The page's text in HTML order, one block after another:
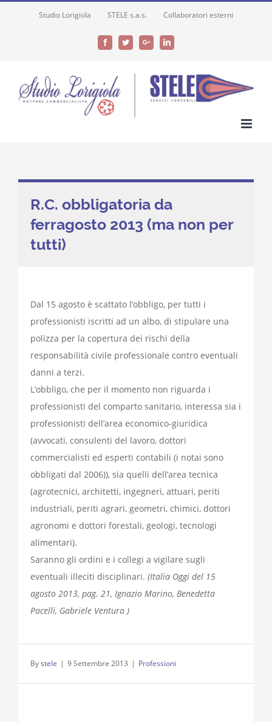
Studio Lorigiola STELE s.a.s. Collaboratori esterni
FacebookTwitterGoogle+LinkedIn
R.C. obbligatoria da
ferragosto 2013 (ma non per
tutti)
Dal 15 agosto è scattato l’obbligo, per tutti i
professionisti iscritti ad un albo, di stipulare una
polizza per la copertura dei rischi della
responsabilità civile professionale contro eventuali
danni a terzi.
L’obbligo, che per il momento non riguarda i
professionisti del comparto sanitario, interessa sia i
professionisti dell’area economico-giuridica
(avvocati, consulenti del lavoro, dottori
commercialisti ed esperti contabili (i notai sono
obbligati dal 2006)), sia quelli dell’area tecnica
(agrotecnici, architetti, ingegneri, attuari, periti
industriali, periti agrari, geometri, chimici, dottori
agronomi e dottori forestali, geologi, tecnologi
alimentari).
Saranno gli ordini e i collegi a vigilare sugli
eventuali illeciti disciplinari. (Italia Oggi del 15
agosto 2013, pag. 21, Ignazio Marino, Benedetta
Pacelli, Gabriele Ventura )
Bystele | 9 Settembre 2013 | Professioni